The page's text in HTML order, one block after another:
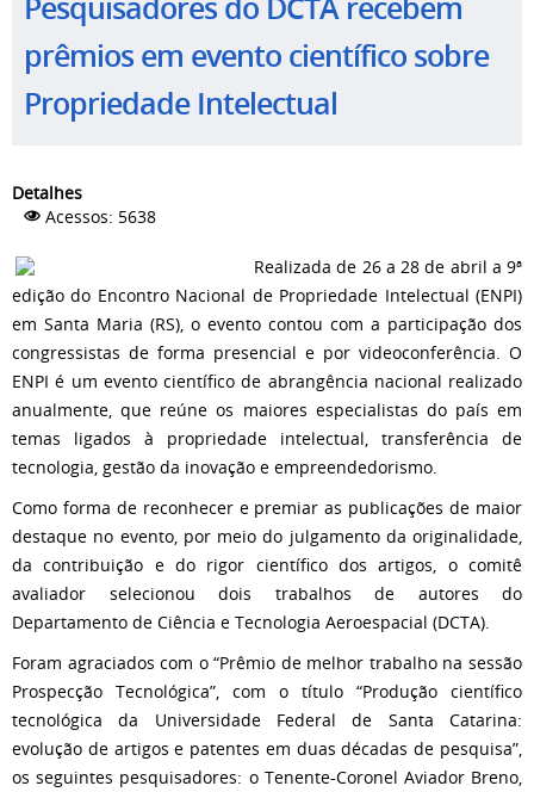
prêmios em evento científico sobre
Propriedade Intelectual
Detalhes
Acessos: 5638
Realizada de 26 a 28 de abril a 9ª
edição do Encontro Nacional de Propriedade Intelectual (ENPI)
em Santa Maria (RS), o evento contou com a participação dos
congressistas de forma presencial e por videoconferência. O
ENPI é um evento científico de abrangência nacional realizado
anualmente, que reúne os maiores especialistas do país em
temas ligados à propriedade intelectual, transferência de
tecnologia, gestão da inovação e empreendedorismo.
Como forma de reconhecer e premiar as publicações de maior
destaque no evento, por meio do julgamento da originalidade,
da contribuição e do rigor científico dos artigos, o comitê
avaliador selecionou dois trabalhos de autores do
Departamento de Ciência e Tecnologia Aeroespacial (DCTA).
Foram agraciados com o “Prêmio de melhor trabalho na sessão
Prospecção Tecnológica”, com o título “Produção científico
tecnológica da Universidade Federal de Santa Catarina:
evolução de artigos e patentes em duas décadas de pesquisa”,
os seguintes pesquisadores: o Tenente-Coronel Aviador Breno,